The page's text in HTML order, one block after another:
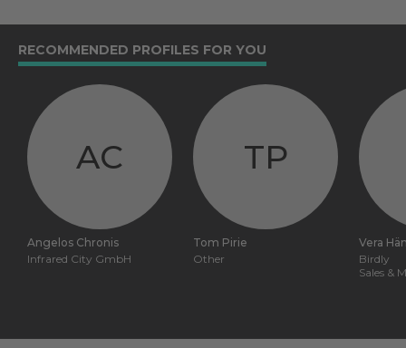
RECOMMENDED PROFILES FOR YOU
AC
Angelos Chronis
Infrared City GmbH
TP
Tom Pirie
Other
Vera
Birdly
Sales &